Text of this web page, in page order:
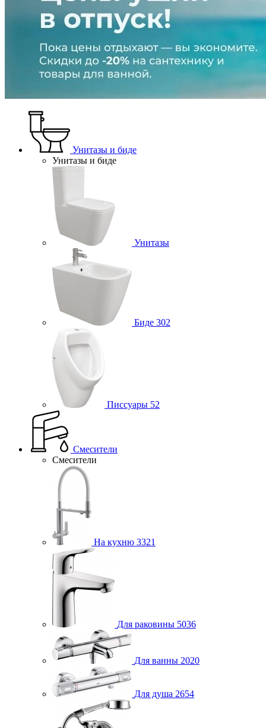
Унитазы и биде
Унитазы и биде
Унитазы
Биде 302
Писсуары 52
Смесители
Смесители
На кухню 3321
Для раковины 5036
Для ванны 2020
Для душа 2654